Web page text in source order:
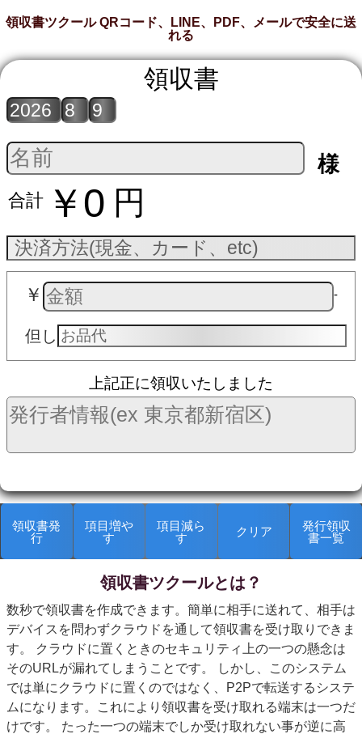
領収書ツクール QRコード、LINE、PDF、メールで安全に送
れる
領収書
様
合計 ￥0 円
￥ ‐
但し
上記正に領収いたしました
領収書発
行
項目増や
す
項目減ら
す
クリア
発行領収
書一覧
kanryop
領収書ツクールとは？
数秒で領収書を作成できます。簡単に相手に送れて、相手は
デバイスを問わずクラウドを通して領収書を受け取りできま
す。 クラウドに置くときのセキュリティ上の一つの懸念は
そのURLが漏れてしまうことです。 しかし、このシステム
では単にクラウドに置くのではなく、P2Pで転送するシステ
ムになります。これにより領収書を受け取れる端末は一つだ
けです。 たった一つの端末でしか受け取れない事が逆に高